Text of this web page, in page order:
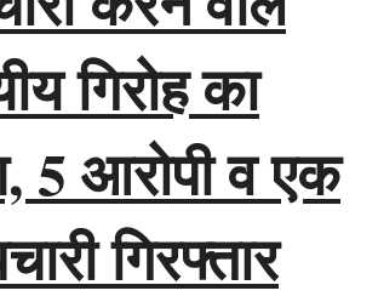
गिरोह का
5 आरोपी व एक
गिरफ्तार